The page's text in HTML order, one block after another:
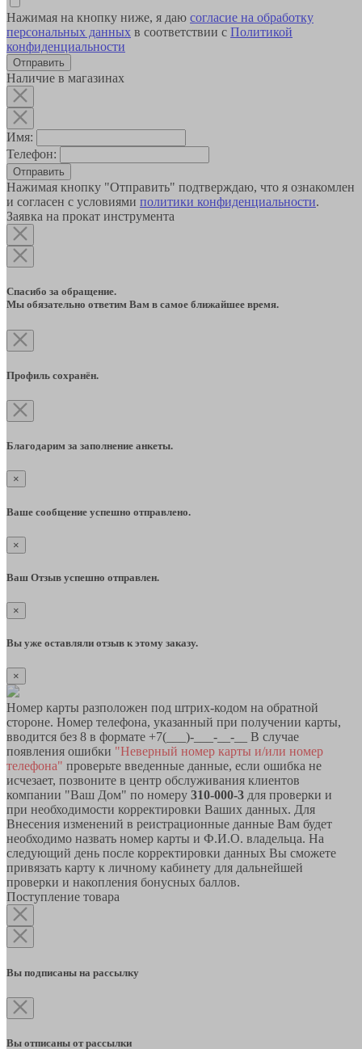
Нажимая на кнопку ниже, я даю согласие на обработку
персональных данных в соответствии с Политикой
конфиденциальности
Наличие в магазинах
Имя:
Телефон:
Отправить
Нажимая кнопку "Отправить" подтверждаю, что я ознакомлен
и согласен с условиями политики конфиденциальности.
Заявка на прокат инструмента
Спасибо за обращение.
Мы обязательно ответим Вам в самое ближайшее время.
Профиль сохранён.
Благодарим за заполнение анкеты.
×
Ваше сообщение успешно отправлено.
×
Ваш Отзыв успешно отправлен.
×
Вы уже оставляли отзыв к этому заказу.
×
Номер карты разположен под штрих-кодом на обратной
стороне. Номер телефона, указанный при получении карты,
вводится без 8 в формате +7(___)-___-__-__ В случае
появления ошибки "Неверный номер карты и/или номер
телефона" проверьте введенные данные, если ошибка не
исчезает, позвоните в центр обслуживания клиентов
компании "Ваш Дом" по номеру 310-000-3 для проверки и
при необходимости корректировки Ваших данных. Для
Внесения изменений в реистрационные данные Вам будет
необходимо назвать номер карты и Ф.И.О. владельца. На
следующий день после корректировки данных Вы сможете
привязать карту к личному кабинету для дальнейшей
проверки и накопления бонусных баллов.
Поступление товара
Вы подписаны на рассылку
Вы отписаны от рассылки